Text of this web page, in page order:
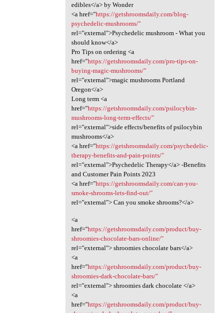
edibles</a> by Wonder
<a href="https://getshroomsdaily.com/blog-
psychedelic-mushrooms/"
rel="external">Psychedelic mushroom - What you
should know</a>
Pro Tips on ordering <a
href="https://getshroomsdaily.com/pro-tips-on-
buying-magic-mushrooms/"
rel="external">magic mushrooms Portland
Oregon</a>
Long term <a
href="https://getshroomsdaily.com/psilocybin-
mushrooms-long-term-effects/"
rel="external">side effects/benefits of psilocybin
mushrooms</a>
<a href="https://getshroomsdaily.com/psychedelic-
therapy-benefits-and-pain-points/"
rel="external">Psychedelic Therapy</a> -Benefits
and Customer Pain Points 2023
<a href="https://getshroomsdaily.com/can-you-
smoke-shrooms-lets-find-out/"
rel="external"> Can you smoke shrooms?</a>
<a
href="https://getshroomsdaily.com/product/buy-
shroomies-chocolate-bars-online/"
rel="external"> shroomies chocolate bars</a>
<a
href="https://getshroomsdaily.com/product/buy-
shroomies-dark-chocolate-bars/"
rel="external"> shroomies dark chocolate </a>
<a
href="https://getshroomsdaily.com/product/buy-